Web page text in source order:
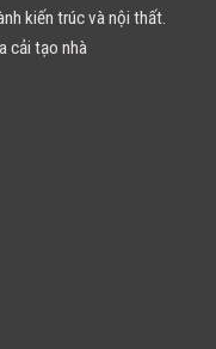
kiến trúc và nội thất.
cải tạo nhà